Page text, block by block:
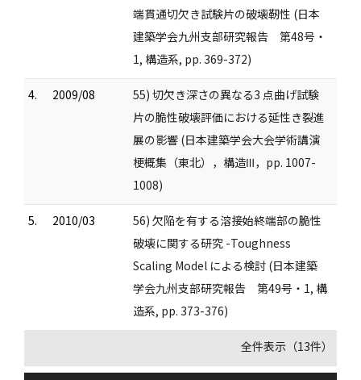
端貫通切欠き試験片の破壊靭性 (日本
建築学会九州支部研究報告 第48号・
1, 構造系, pp. 369-372)
4. 2009/08
55) 切欠き深さの異なる3 点曲げ試験
片の脆性破壊評価における延性き裂進
展の影響 (日本建築学会大会学術講演
梗概集（東北），構造Ⅲ，pp. 1007-
1008)
5. 2010/03
56) 欠陥を有する溶接始終端部の脆性
破壊に関する研究 -Toughness
Scaling Model による検討 (日本建築
学会九州支部研究報告 第49号・1, 構
造系, pp. 373-376)
全件表示（13件）